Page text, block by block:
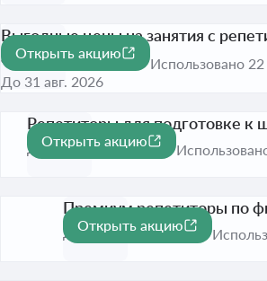
Выгодные цены на занятия с
английскому языку
До 31 авг. 2026
Открыть акцию
Использовано 22
Репетиторы для подготовке к
До 31 авг. 2026
Открыть акцию
Премиум репетиторы по
До 31 авг. 2026
Открыть акцию